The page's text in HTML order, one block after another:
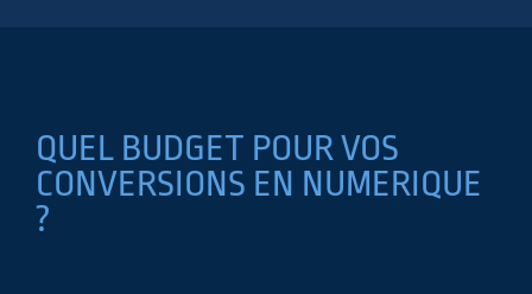
QUEL BUDGET POUR VOS
CONVERSIONS EN NUMERIQUE
?